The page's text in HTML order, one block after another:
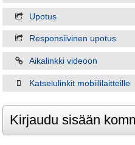
Upotus
Responsiivinen upotus
Aikalinkki videoon
Katselulinkit mobiililaitteille